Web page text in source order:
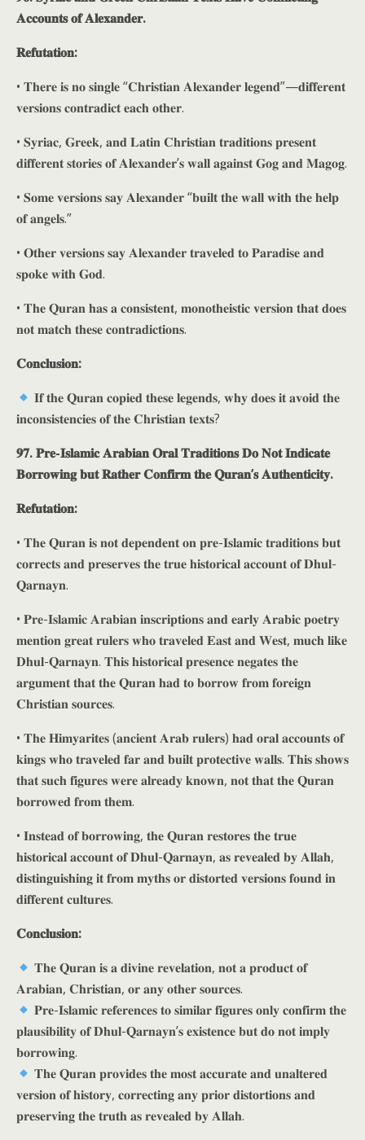
𝐀𝐜𝐜𝐨𝐮𝐧𝐭𝐬 𝐨𝐟 𝐀𝐥𝐞𝐱𝐚𝐧𝐝𝐞𝐫.
𝐑𝐞𝐟𝐮𝐭𝐚𝐭𝐢𝐨𝐧:
• 𝐓𝐡𝐞𝐫𝐞 𝐢𝐬 𝐧𝐨 𝐬𝐢𝐧𝐠𝐥𝐞 “𝐂𝐡𝐫𝐢𝐬𝐭𝐢𝐚𝐧 𝐀𝐥𝐞𝐱𝐚𝐧𝐝𝐞𝐫 𝐥𝐞𝐠𝐞𝐧𝐝”—𝐝𝐢𝐟𝐟𝐞𝐫𝐞𝐧𝐭
𝐯𝐞𝐫𝐬𝐢𝐨𝐧𝐬 𝐜𝐨𝐧𝐭𝐫𝐚𝐝𝐢𝐜𝐭 𝐞𝐚𝐜𝐡 𝐨𝐭𝐡𝐞𝐫.
• 𝐒𝐲𝐫𝐢𝐚𝐜, 𝐆𝐫𝐞𝐞𝐤, 𝐚𝐧𝐝 𝐋𝐚𝐭𝐢𝐧 𝐂𝐡𝐫𝐢𝐬𝐭𝐢𝐚𝐧 𝐭𝐫𝐚𝐝𝐢𝐭𝐢𝐨𝐧𝐬 𝐩𝐫𝐞𝐬𝐞𝐧𝐭
𝐝𝐢𝐟𝐟𝐞𝐫𝐞𝐧𝐭 𝐬𝐭𝐨𝐫𝐢𝐞𝐬 𝐨𝐟 𝐀𝐥𝐞𝐱𝐚𝐧𝐝𝐞𝐫’𝐬 𝐰𝐚𝐥𝐥 𝐚𝐠𝐚𝐢𝐧𝐬𝐭 𝐆𝐨𝐠 𝐚𝐧𝐝 𝐌𝐚𝐠𝐨𝐠.
• 𝐒𝐨𝐦𝐞 𝐯𝐞𝐫𝐬𝐢𝐨𝐧𝐬 𝐬𝐚𝐲 𝐀𝐥𝐞𝐱𝐚𝐧𝐝𝐞𝐫 “𝐛𝐮𝐢𝐥𝐭 𝐭𝐡𝐞 𝐰𝐚𝐥𝐥 𝐰𝐢𝐭𝐡 𝐭𝐡𝐞 𝐡𝐞𝐥𝐩
𝐨𝐟 𝐚𝐧𝐠𝐞𝐥𝐬.”
• 𝐎𝐭𝐡𝐞𝐫 𝐯𝐞𝐫𝐬𝐢𝐨𝐧𝐬 𝐬𝐚𝐲 𝐀𝐥𝐞𝐱𝐚𝐧𝐝𝐞𝐫 𝐭𝐫𝐚𝐯𝐞𝐥𝐞𝐝 𝐭𝐨 𝐏𝐚𝐫𝐚𝐝𝐢𝐬𝐞 𝐚𝐧𝐝
𝐬𝐩𝐨𝐤𝐞 𝐰𝐢𝐭𝐡 𝐆𝐨𝐝.
• 𝐓𝐡𝐞 𝐐𝐮𝐫𝐚𝐧 𝐡𝐚𝐬 𝐚 𝐜𝐨𝐧𝐬𝐢𝐬𝐭𝐞𝐧𝐭, 𝐦𝐨𝐧𝐨𝐭𝐡𝐞𝐢𝐬𝐭𝐢𝐜 𝐯𝐞𝐫𝐬𝐢𝐨𝐧 𝐭𝐡𝐚𝐭 𝐝𝐨𝐞𝐬
𝐧𝐨𝐭 𝐦𝐚𝐭𝐜𝐡 𝐭𝐡𝐞𝐬𝐞 𝐜𝐨𝐧𝐭𝐫𝐚𝐝𝐢𝐜𝐭𝐢𝐨𝐧𝐬.
𝐂𝐨𝐧𝐜𝐥𝐮𝐬𝐢𝐨𝐧:
𝐈𝐟 𝐭𝐡𝐞 𝐐𝐮𝐫𝐚𝐧 𝐜𝐨𝐩𝐢𝐞𝐝 𝐭𝐡𝐞𝐬𝐞 𝐥𝐞𝐠𝐞𝐧𝐝𝐬, 𝐰𝐡𝐲 𝐝𝐨𝐞𝐬 𝐢𝐭 𝐚𝐯𝐨𝐢𝐝 𝐭𝐡𝐞
𝐢𝐧𝐜𝐨𝐧𝐬𝐢𝐬𝐭𝐞𝐧𝐜𝐢𝐞𝐬 𝐨𝐟 𝐭𝐡𝐞 𝐂𝐡𝐫𝐢𝐬𝐭𝐢𝐚𝐧 𝐭𝐞𝐱𝐭𝐬?
𝟗𝟕. 𝐏𝐫𝐞-𝐈𝐬𝐥𝐚𝐦𝐢𝐜 𝐀𝐫𝐚𝐛𝐢𝐚𝐧 𝐎𝐫𝐚𝐥 𝐓𝐫𝐚𝐝𝐢𝐭𝐢𝐨𝐧𝐬 𝐃𝐨 𝐍𝐨𝐭 𝐈𝐧𝐝𝐢𝐜𝐚𝐭𝐞
𝐁𝐨𝐫𝐫𝐨𝐰𝐢𝐧𝐠 𝐛𝐮𝐭 𝐑𝐚𝐭𝐡𝐞𝐫 𝐂𝐨𝐧𝐟𝐢𝐫𝐦 𝐭𝐡𝐞 𝐐𝐮𝐫𝐚𝐧’𝐬 𝐀𝐮𝐭𝐡𝐞𝐧𝐭𝐢𝐜𝐢𝐭𝐲.
𝐑𝐞𝐟𝐮𝐭𝐚𝐭𝐢𝐨𝐧:
• 𝐓𝐡𝐞 𝐐𝐮𝐫𝐚𝐧 𝐢𝐬 𝐧𝐨𝐭 𝐝𝐞𝐩𝐞𝐧𝐝𝐞𝐧𝐭 𝐨𝐧 𝐩𝐫𝐞-𝐈𝐬𝐥𝐚𝐦𝐢𝐜 𝐭𝐫𝐚𝐝𝐢𝐭𝐢𝐨𝐧𝐬 𝐛𝐮𝐭
𝐜𝐨𝐫𝐫𝐞𝐜𝐭𝐬 𝐚𝐧𝐝 𝐩𝐫𝐞𝐬𝐞𝐫𝐯𝐞𝐬 𝐭𝐡𝐞 𝐭𝐫𝐮𝐞 𝐡𝐢𝐬𝐭𝐨𝐫𝐢𝐜𝐚𝐥 𝐚𝐜𝐜𝐨𝐮𝐧𝐭 𝐨𝐟 𝐃𝐡𝐮𝐥-
𝐐𝐚𝐫𝐧𝐚𝐲𝐧.
• 𝐏𝐫𝐞-𝐈𝐬𝐥𝐚𝐦𝐢𝐜 𝐀𝐫𝐚𝐛𝐢𝐚𝐧 𝐢𝐧𝐬𝐜𝐫𝐢𝐩𝐭𝐢𝐨𝐧𝐬 𝐚𝐧𝐝 𝐞𝐚𝐫𝐥𝐲 𝐀𝐫𝐚𝐛𝐢𝐜 𝐩𝐨𝐞𝐭𝐫𝐲
𝐦𝐞𝐧𝐭𝐢𝐨𝐧 𝐠𝐫𝐞𝐚𝐭 𝐫𝐮𝐥𝐞𝐫𝐬 𝐰𝐡𝐨 𝐭𝐫𝐚𝐯𝐞𝐥𝐞𝐝 𝐄𝐚𝐬𝐭 𝐚𝐧𝐝 𝐖𝐞𝐬𝐭, 𝐦𝐮𝐜𝐡 𝐥𝐢𝐤𝐞
𝐃𝐡𝐮𝐥-𝐐𝐚𝐫𝐧𝐚𝐲𝐧. 𝐓𝐡𝐢𝐬 𝐡𝐢𝐬𝐭𝐨𝐫𝐢𝐜𝐚𝐥 𝐩𝐫𝐞𝐬𝐞𝐧𝐜𝐞 𝐧𝐞𝐠𝐚𝐭𝐞𝐬 𝐭𝐡𝐞
𝐚𝐫𝐠𝐮𝐦𝐞𝐧𝐭 𝐭𝐡𝐚𝐭 𝐭𝐡𝐞 𝐐𝐮𝐫𝐚𝐧 𝐡𝐚𝐝 𝐭𝐨 𝐛𝐨𝐫𝐫𝐨𝐰 𝐟𝐫𝐨𝐦 𝐟𝐨𝐫𝐞𝐢𝐠𝐧
𝐂𝐡𝐫𝐢𝐬𝐭𝐢𝐚𝐧 𝐬𝐨𝐮𝐫𝐜𝐞𝐬.
• 𝐓𝐡𝐞 𝐇𝐢𝐦𝐲𝐚𝐫𝐢𝐭𝐞𝐬 (𝐚𝐧𝐜𝐢𝐞𝐧𝐭 𝐀𝐫𝐚𝐛 𝐫𝐮𝐥𝐞𝐫𝐬) 𝐡𝐚𝐝 𝐨𝐫𝐚𝐥 𝐚𝐜𝐜𝐨𝐮𝐧𝐭𝐬 𝐨𝐟
𝐤𝐢𝐧𝐠𝐬 𝐰𝐡𝐨 𝐭𝐫𝐚𝐯𝐞𝐥𝐞𝐝 𝐟𝐚𝐫 𝐚𝐧𝐝 𝐛𝐮𝐢𝐥𝐭 𝐩𝐫𝐨𝐭𝐞𝐜𝐭𝐢𝐯𝐞 𝐰𝐚𝐥𝐥𝐬. 𝐓𝐡𝐢𝐬 𝐬𝐡𝐨𝐰𝐬
𝐭𝐡𝐚𝐭 𝐬𝐮𝐜𝐡 𝐟𝐢𝐠𝐮𝐫𝐞𝐬 𝐰𝐞𝐫𝐞 𝐚𝐥𝐫𝐞𝐚𝐝𝐲 𝐤𝐧𝐨𝐰𝐧, 𝐧𝐨𝐭 𝐭𝐡𝐚𝐭 𝐭𝐡𝐞 𝐐𝐮𝐫𝐚𝐧
𝐛𝐨𝐫𝐫𝐨𝐰𝐞𝐝 𝐟𝐫𝐨𝐦 𝐭𝐡𝐞𝐦.
• 𝐈𝐧𝐬𝐭𝐞𝐚𝐝 𝐨𝐟 𝐛𝐨𝐫𝐫𝐨𝐰𝐢𝐧𝐠, 𝐭𝐡𝐞 𝐐𝐮𝐫𝐚𝐧 𝐫𝐞𝐬𝐭𝐨𝐫𝐞𝐬 𝐭𝐡𝐞 𝐭𝐫𝐮𝐞
𝐡𝐢𝐬𝐭𝐨𝐫𝐢𝐜𝐚𝐥 𝐚𝐜𝐜𝐨𝐮𝐧𝐭 𝐨𝐟 𝐃𝐡𝐮𝐥-𝐐𝐚𝐫𝐧𝐚𝐲𝐧, 𝐚𝐬 𝐫𝐞𝐯𝐞𝐚𝐥𝐞𝐝 𝐛𝐲 𝐀𝐥𝐥𝐚𝐡,
𝐝𝐢𝐬𝐭𝐢𝐧𝐠𝐮𝐢𝐬𝐡𝐢𝐧𝐠 𝐢𝐭 𝐟𝐫𝐨𝐦 𝐦𝐲𝐭𝐡𝐬 𝐨𝐫 𝐝𝐢𝐬𝐭𝐨𝐫𝐭𝐞𝐝 𝐯𝐞𝐫𝐬𝐢𝐨𝐧𝐬 𝐟𝐨𝐮𝐧𝐝 𝐢𝐧
𝐝𝐢𝐟𝐟𝐞𝐫𝐞𝐧𝐭 𝐜𝐮𝐥𝐭𝐮𝐫𝐞𝐬.
𝐂𝐨𝐧𝐜𝐥𝐮𝐬𝐢𝐨𝐧:
𝐓𝐡𝐞 𝐐𝐮𝐫𝐚𝐧 𝐢𝐬 𝐚 𝐝𝐢𝐯𝐢𝐧𝐞 𝐫𝐞𝐯𝐞𝐥𝐚𝐭𝐢𝐨𝐧, 𝐧𝐨𝐭 𝐚 𝐩𝐫𝐨𝐝𝐮𝐜𝐭 𝐨𝐟
𝐀𝐫𝐚𝐛𝐢𝐚𝐧, 𝐂𝐡𝐫𝐢𝐬𝐭𝐢𝐚𝐧, 𝐨𝐫 𝐚𝐧𝐲 𝐨𝐭𝐡𝐞𝐫 𝐬𝐨𝐮𝐫𝐜𝐞𝐬.
𝐏𝐫𝐞-𝐈𝐬𝐥𝐚𝐦𝐢𝐜 𝐫𝐞𝐟𝐞𝐫𝐞𝐧𝐜𝐞𝐬 𝐭𝐨 𝐬𝐢𝐦𝐢𝐥𝐚𝐫 𝐟𝐢𝐠𝐮𝐫𝐞𝐬 𝐨𝐧𝐥𝐲 𝐜𝐨𝐧𝐟𝐢𝐫𝐦 𝐭𝐡𝐞
𝐩𝐥𝐚𝐮𝐬𝐢𝐛𝐢𝐥𝐢𝐭𝐲 𝐨𝐟 𝐃𝐡𝐮𝐥-𝐐𝐚𝐫𝐧𝐚𝐲𝐧’𝐬 𝐞𝐱𝐢𝐬𝐭𝐞𝐧𝐜𝐞 𝐛𝐮𝐭 𝐝𝐨 𝐧𝐨𝐭 𝐢𝐦𝐩𝐥𝐲
𝐛𝐨𝐫𝐫𝐨𝐰𝐢𝐧𝐠.
𝐓𝐡𝐞 𝐐𝐮𝐫𝐚𝐧 𝐩𝐫𝐨𝐯𝐢𝐝𝐞𝐬 𝐭𝐡𝐞 𝐦𝐨𝐬𝐭 𝐚𝐜𝐜𝐮𝐫𝐚𝐭𝐞 𝐚𝐧𝐝 𝐮𝐧𝐚𝐥𝐭𝐞𝐫𝐞𝐝
𝐯𝐞𝐫𝐬𝐢𝐨𝐧 𝐨𝐟 𝐡𝐢𝐬𝐭𝐨𝐫𝐲, 𝐜𝐨𝐫𝐫𝐞𝐜𝐭𝐢𝐧𝐠 𝐚𝐧𝐲 𝐩𝐫𝐢𝐨𝐫 𝐝𝐢𝐬𝐭𝐨𝐫𝐭𝐢𝐨𝐧𝐬 𝐚𝐧𝐝
𝐩𝐫𝐞𝐬𝐞𝐫𝐯𝐢𝐧𝐠 𝐭𝐡𝐞 𝐭𝐫𝐮𝐭𝐡 𝐚𝐬 𝐫𝐞𝐯𝐞𝐚𝐥𝐞𝐝 𝐛𝐲 𝐀𝐥𝐥𝐚𝐡.